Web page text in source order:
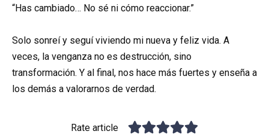
“Has cambiado… No sé ni cómo reaccionar.”
Solo sonreí y seguí viviendo mi nueva y feliz vida. A
veces, la venganza no es destrucción, sino
transformación. Y al final, nos hace más fuertes y enseña a
los demás a valorarnos de verdad.
Rate article